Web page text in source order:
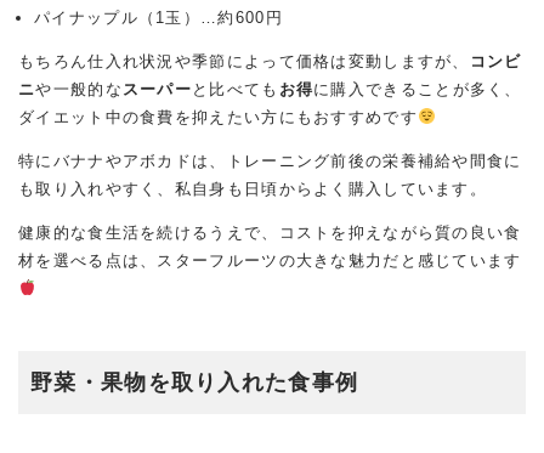
パイナップル（1玉）…約600円
もちろん仕入れ状況や季節によって価格は変動しますが、
コンビ
ニや一般的な スーパー と比べても お得に購入できることが多く、
ダイエット中の食費を抑えたい方にもおすすめです
特にバナナやアボカドは、トレーニング前後の栄養補給や間食に
も取り入れやすく、私自身も日頃からよく購入しています。
健康的な食生活を続けるうえで、コストを抑えながら質の良い食
材を選べる点は、スターフルーツの大きな魅力だと感じています
野菜・果物を取り入れた食事例